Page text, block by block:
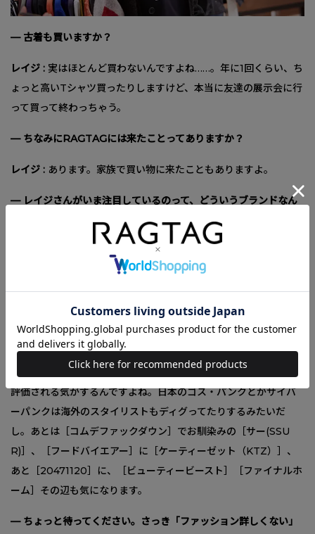
— 古着も買いますか？
レイジ : 実はほとんど買わないんですよね……。年に1回くらい、ち
ょっと高いTシャツ買ったりしますけど、本当に友達の展示会に行
って買って終わっちゃう。
— ちなみにRAGTAGには来たことってありますか？
レイジ : あります。家族で買い物に来たこともありますよ。
— レイジさんがいま注目しているのって、どういうブランドなん
オレがテンション上がるのって、「うわ、存在忘れてた
ー！」みたいなブランドなんですよ。今で言うと2013年くらいの
トレンドですね。
— なんか思い出すブランドってありますか？
レイジ :［エイチナオト（h,NAOTO）］、［エイチアナーキー
（h.anarchy）］とか［泥棒日記］は次にストリート界隈でも再
評価される気がするんですよね。日本のゴス・パンクとかサイバ
ーパンクは海外のスタイリストもディグってたりするみたいだ
し。あとは［コムデファックダウン］でお馴染みの［サー(SSU
R)］、［フードバイエアー］に［ケーティーゼット（KTZ）］、
あと［20471120］に、［ビューティービースト］［ファイナルホ
ーム］その辺も気になります。
— ちょっと待ってください。さっき「ファッション詳しくない」